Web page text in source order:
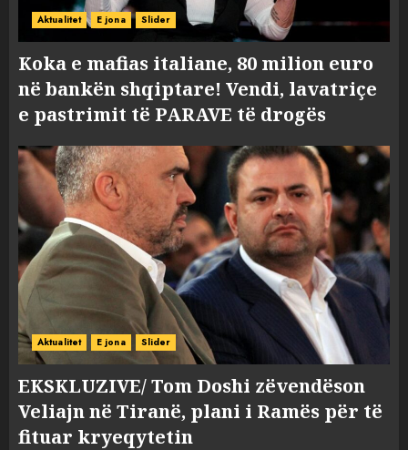
Aktualitet E jona Slider
Koka e mafias italiane, 80 milion euro
në bankën shqiptare! Vendi, lavatriçe
e pastrimit të PARAVE të drogës
Aktualitet E jona Slider
EKSKLUZIVE/ Tom Doshi zëvendëson
Veliajn në Tiranë, plani i Ramës për të
fituar kryeqytetin